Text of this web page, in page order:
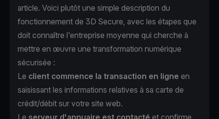
article. Voici plutôt une simple description du
fonctionnement de 3D Secure, avec les étapes que
doit connaître l'entreprise moyenne qui cherche à
mettre en œuvre une transformation numérique
sécurisée :
Le client commence la transaction en ligne en
saisissant les informations relatives à sa carte de
crédit/débit sur votre site web.